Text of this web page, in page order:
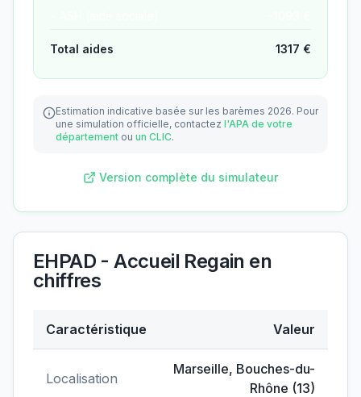
Total aides 1317 €
Estimation indicative basée sur les barèmes 2026. Pour
une simulation officielle, contactez l'APA de votre
département ou un CLIC.
Version complète du simulateur
EHPAD - Accueil Regain en
chiffres
Caractéristique Valeur
Localisation
Marseille, Bouches-du-
Rhône (13)